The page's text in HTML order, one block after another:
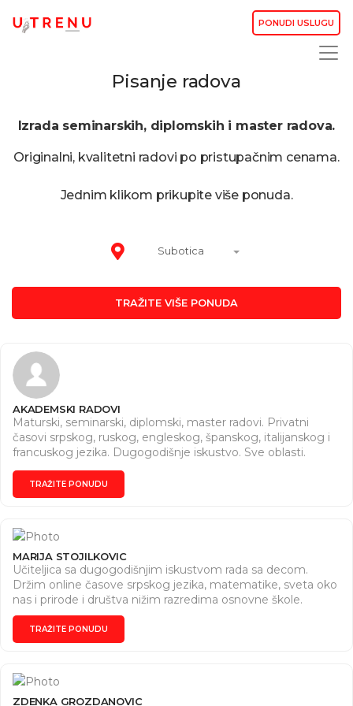
PONUDI USLUGU
Pisanje radova
Izrada seminarskih, diplomskih i master radova.
Originalni, kvalitetni radovi po pristupačnim cenama.
Jednim klikom prikupite više ponuda.
Subotica
TRAŽITE VIŠE PONUDA
AKADEMSKI RADOVI
Maturski, seminarski, diplomski, master radovi. Privatni
časovi srpskog, ruskog, engleskog, španskog, italijanskog i
francuskog jezika. Dugogodišnje iskustvo. Sve oblasti.
Dogovor za vreme i cene. Pišite nam na Instagram (
https://www.instagram.com/seminarski2010?
igsh=MWxzZmZxazB3OThvMw== ) ili na e-mail
TRAŽITE PONUDU
MARIJA STOJILKOVIC
Učiteljica sa dugogodišnjim iskustvom rada sa decom.
Držim online časove srpskog jezika, matematike, sveta oko
nas i prirode i društva nižim razredima osnovne škole.
TRAŽITE PONUDU
ZDENKA GROZDANOVIC